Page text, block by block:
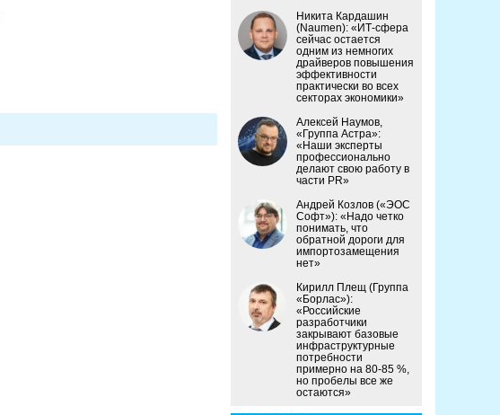
Никита Кардашин
(Naumen): «ИТ-сфера
сейчас остается
одним из немногих
драйверов повышения
эффективности
практически во всех
секторах экономики»
Алексей Наумов,
«Группа Астра»:
«Наши эксперты
профессионально
делают свою работу в
части PR»
Андрей Козлов («ЭОС
Софт»): «Надо четко
понимать, что
обратной дороги для
импортозамещения
нет»
Кирилл Плещ (Группа
«Борлас»):
«Российские
разработчики
закрывают базовые
инфраструктурные
потребности
примерно на 80-85 %,
но пробелы все же
остаются»